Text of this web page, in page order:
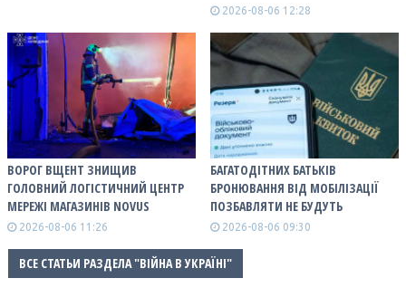
2026-08-06 12:28
ВОРОГ ВЩЕНТ ЗНИЩИВ
ГОЛОВНИЙ ЛОГІСТИЧНИЙ ЦЕНТР
МЕРЕЖІ МАГАЗИНІВ NOVUS
2026-08-06 11:26
БАГАТОДІТНИХ БАТЬКІВ
БРОНЮВАННЯ ВІД МОБІЛІЗАЦІЇ
ПОЗБАВЛЯТИ НЕ БУДУТЬ
2026-08-06 09:30
ВСЕ СТАТЬИ РАЗДЕЛА "ВІЙНА В УКРАЇНІ"